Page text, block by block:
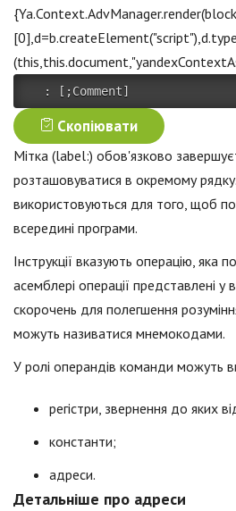
: [ ;Comment]
Скопіювати
Мітка (label:) обов'язково
розташовуватися в окремому
використовуються для того, щоб
всередині програми.
Інструкції вказують операцію, яка
асемблері операції представлені у
скорочень для полегшення
можуть називатися мнемокодами.
У ролі операндів команди можуть
регістри, звернення до яких
константи;
адреси.
Детальніше про адреси